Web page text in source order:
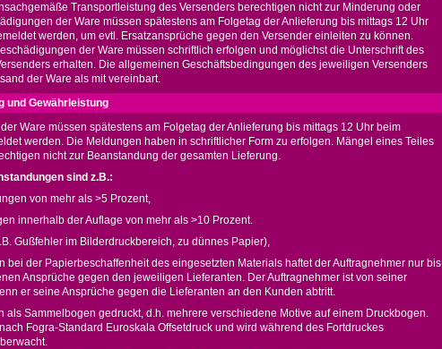
Transportleistung des Versenders berechtigen nicht zur Minderung oder
der Ware müssen spätestens am Folgetag der Anlieferung bis mittags 12 Uhr
werden, um evtl. Ersatzansprüche gegen den Versender einleiten zu können.
der Ware müssen schriftlich erfolgen und möglichst die Unterschrift des
erhalten. Die allgemeinen Geschäftsbedingungen des jeweiligen Versenders
der Ware als mit vereinbart.
und Gewährleistung
Ware müssen spätestens am Folgetag der Anlieferung bis mittags 12 Uhr beim
werden. Die Meldungen haben in schriftlicher Form zu erfolgen. Mängel eines Teiles
nicht zur Beanstandung der gesamten Lieferung.
sind z.B.:
von mehr als >5 Prozent,
innerhalb der Auflage von mehr als >10 Prozent.
Gußfehler im Bilderdruckbereich, zu dünnes Papier),
bei der Papierbeschaffenheit des eingesetzten Materials haftet der Auftragnehmer nur bis
Ansprüche gegen den jeweiligen Lieferanten. Der Auftragnehmer ist von seiner
er seine Ansprüche gegen die Lieferanten an den Kunden abtritt.
als Sammelbogen gedruckt, d.h. mehrere verschiedene Motive auf einem Druckbogen.
Fogra-Standard Euroskala Offsetdruck und wird während des Fortdruckes